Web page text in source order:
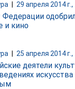
29 апреля 2014 г.,
и кино
| 25 апреля 2014 г.,
деятели